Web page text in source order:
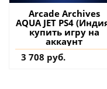
Arcade Archives
AQUA JET PS4
купить игру на
аккаунт
3 708 руб.